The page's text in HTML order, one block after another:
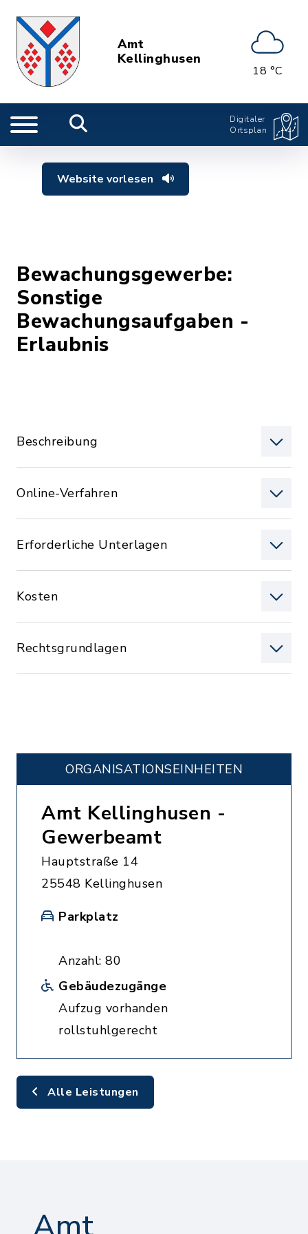
Amt
Kellinghusen
18 °C
Digitaler
Ortsplan
Website vorlesen
Bewachungsgewerbe:
Sonstige
Bewachungsaufgaben -
Erlaubnis
Beschreibung
Online-Verfahren
Erforderliche Unterlagen
Kosten
Rechtsgrundlagen
ORGANISATIONS­EINHEITEN
Amt Kellinghusen -
Gewerbeamt
Hauptstraße 14
25548 Kellinghusen
Parkplatz
Anzahl: 80
Gebäudezugänge
Aufzug vorhanden
rollstuhlgerecht
Alle Leistungen